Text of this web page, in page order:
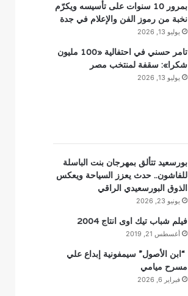
بمرور 10 سنوات على تأسيسه ويكرّم
نخبة من رموز الفن والإعلام في جدة
يوليو 13, 2026
تامر حسني في احتفالية «100 مليون
شكرا»: سقفة لمنتخب مصر
يوليو 13, 2026
بورسعيد تتألق بمهرجان بنت الباسلة
للفاشون.. حدث يعزز السياحة ويعكس
الذوق البورسعيدي الراقي
يونيو 23, 2026
فيلم شباب تيك اوى انتاج 2004
أغسطس 21, 2019
“ابن الأصول” سيمفونية إبداع علي
مسرح ميامي
فبراير 6, 2026